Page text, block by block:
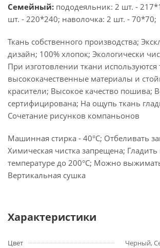
Семейный: пододеяльник: 2 шт. -
шт. - 220*240; наволочка: 2 шт. - 70*70;
Ткань собственного производства;
дизайн; 100% хлопок; Экологически
При изготовлении ткани используются
высококачественные материалы и
красители; Высокое качество пошива;
сертифицирована; На ощупь ткань
Сочетание рисунков компаньонов
Машинная стирка - 40°C; Отбеливать
Химическая чистка запрещена;
температуре до 200°С; Можно
Вертикальная сушка
Характеристики
Цвет
Черный,